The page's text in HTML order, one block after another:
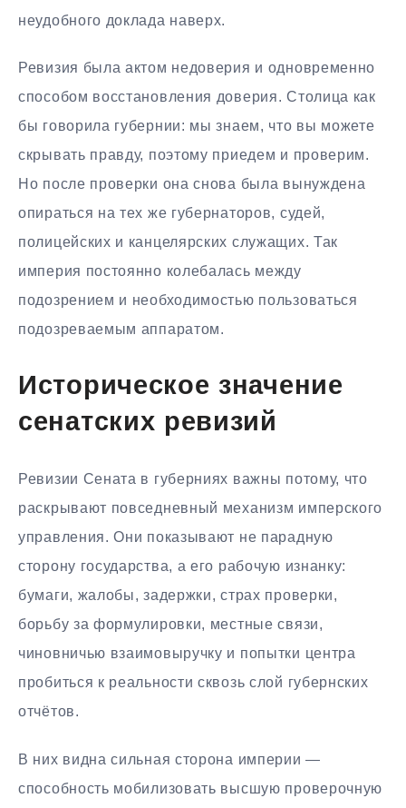
неудобного доклада наверх.
Ревизия была актом недоверия и одновременно
способом восстановления доверия. Столица как
бы говорила губернии: мы знаем, что вы можете
скрывать правду, поэтому приедем и проверим.
Но после проверки она снова была вынуждена
опираться на тех же губернаторов, судей,
полицейских и канцелярских служащих. Так
империя постоянно колебалась между
подозрением и необходимостью пользоваться
подозреваемым аппаратом.
Историческое значение
сенатских ревизий
Ревизии Сената в губерниях важны потому, что
раскрывают повседневный механизм имперского
управления. Они показывают не парадную
сторону государства, а его рабочую изнанку:
бумаги, жалобы, задержки, страх проверки,
борьбу за формулировки, местные связи,
чиновничью взаимовыручку и попытки центра
пробиться к реальности сквозь слой губернских
отчётов.
В них видна сильная сторона империи —
способность мобилизовать высшую проверочную